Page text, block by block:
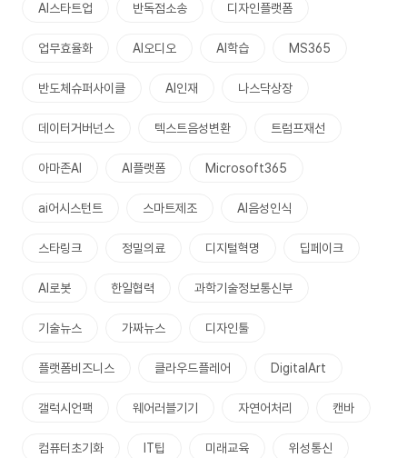
AI스타트업 반독점소송 디자인플랫폼
업무효율화 AI오디오 AI학습 MS365
반도체슈퍼사이클 AI인재 나스닥상장
데이터거버넌스 텍스트음성변환 트럼프재선
아마존AI AI플랫폼 Microsoft365
ai어시스턴트 스마트제조 AI음성인식
스타링크 정밀의료 디지털혁명 딥페이크
AI로봇 한일협력 과학기술정보통신부
기술뉴스 가짜뉴스 디자인툴
플랫폼비즈니스 클라우드플레어 DigitalArt
갤럭시언팩 웨어러블기기 자연어처리 캔바
컴퓨터초기화 IT팁 미래교육 위성통신